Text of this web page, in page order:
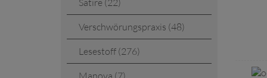
Satire (22)
Verschwörungspraxis (48)
Lesestoff (276)
Manova (7)